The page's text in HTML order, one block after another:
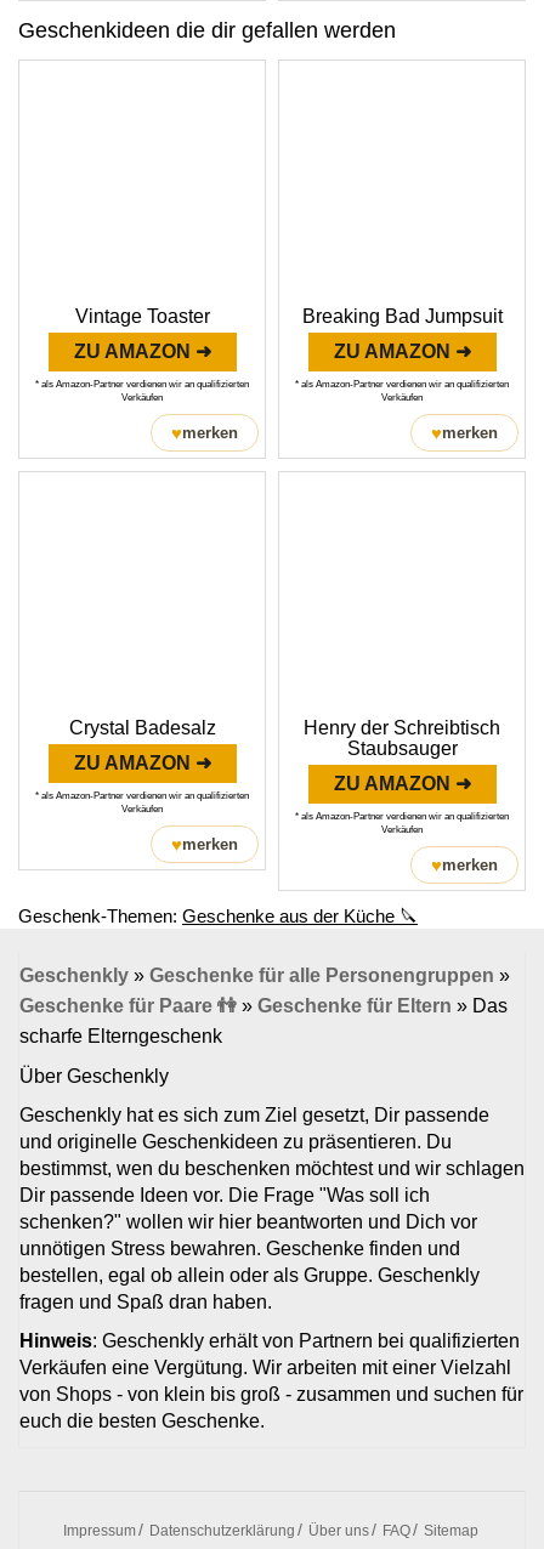
Geschenkideen die dir gefallen werden
Vintage Toaster
ZU AMAZON ➜
* als Amazon-Partner verdienen wir an qualifizierten
Verkäufen
♥merken
Breaking Bad Jumpsuit
ZU AMAZON ➜
* als Amazon-Partner verdienen wir an qualifizierten
Verkäufen
♥merken
Crystal Badesalz
ZU AMAZON ➜
* als Amazon-Partner verdienen wir an qualifizierten
Verkäufen
♥merken
Henry der Schreibtisch
Staubsauger
ZU AMAZON ➜
* als Amazon-Partner verdienen wir an qualifizierten
Verkäufen
♥merken
Geschenk-Themen: Geschenke aus der Küche 🔪
Geschenkly » Geschenke für alle Personengruppen »
Geschenke für Paare 👫 » Geschenke für Eltern » Das
scharfe Elterngeschenk
Über Geschenkly
Geschenkly hat es sich zum Ziel gesetzt, Dir passende
und originelle Geschenkideen zu präsentieren. Du
bestimmst, wen du beschenken möchtest und wir schlagen
Dir passende Ideen vor. Die Frage "Was soll ich
schenken?" wollen wir hier beantworten und Dich vor
unnötigen Stress bewahren. Geschenke finden und
bestellen, egal ob allein oder als Gruppe. Geschenkly
fragen und Spaß dran haben.
Hinweis: Geschenkly erhält von Partnern bei qualifizierten
Verkäufen eine Vergütung. Wir arbeiten mit einer Vielzahl
von Shops - von klein bis groß - zusammen und suchen für
euch die besten Geschenke.
Impressum Datenschutzerklärung Über uns FAQ Sitemap